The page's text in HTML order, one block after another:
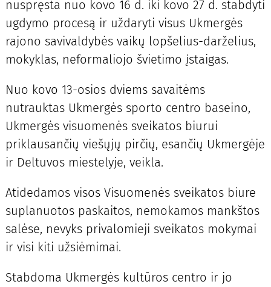
nuspręsta nuo kovo 16 d. iki kovo 27 d. stabdyti
ugdymo procesą ir uždaryti visus Ukmergės
rajono savivaldybės vaikų lopšelius-darželius,
mokyklas, neformaliojo švietimo įstaigas.
Nuo kovo 13-osios dviems savaitėms
nutrauktas Ukmergės sporto centro baseino,
Ukmergės visuomenės sveikatos biurui
priklausančių viešųjų pirčių, esančių Ukmergėje
ir Deltuvos miestelyje, veikla.
Atidedamos visos Visuomenės sveikatos biure
suplanuotos paskaitos, nemokamos mankštos
salėse, nevyks privalomieji sveikatos mokymai
ir visi kiti užsiėmimai.
Stabdoma Ukmergės kultūros centro ir jo